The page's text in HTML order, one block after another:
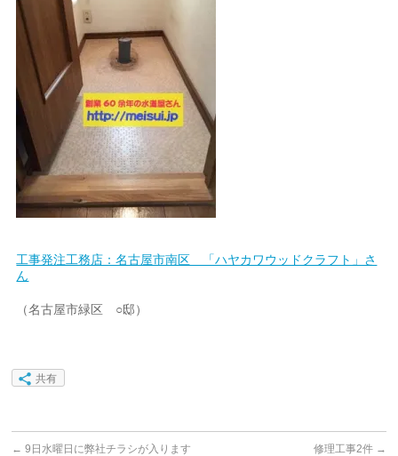
工事発注工務店：名古屋市南区 「ハヤカワウッドクラフト」さ
ん
（名古屋市緑区 ○邸）
共有
← 9日水曜日に弊社チラシが入ります 修理工事2件 →